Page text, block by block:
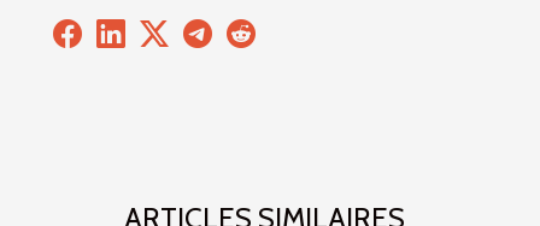
ARTICLES SIMILAIRES